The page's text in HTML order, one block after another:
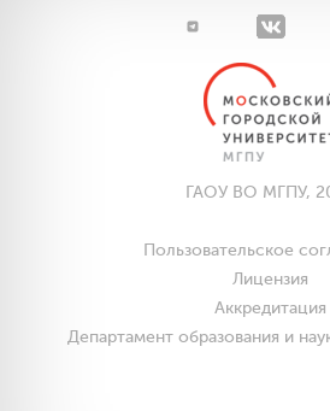
ГАОУ ВО МГПУ,
Пользовательское
Лицензия
Аккредитация
Департамент образования и